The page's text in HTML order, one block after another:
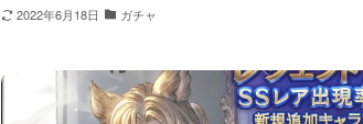
2022年6月18日 ガチャ